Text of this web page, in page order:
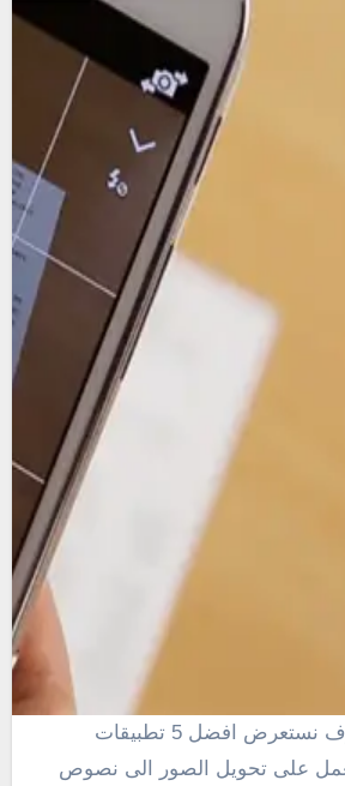
تعمل على تحويل الصور الى نصوص